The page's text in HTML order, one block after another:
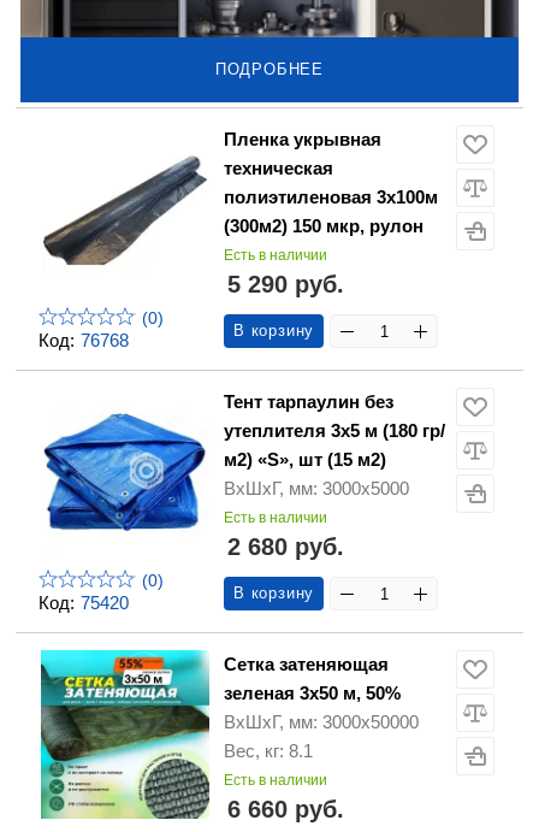
ПОДРОБНЕЕ
Код: 76768
(0)
Пленка укрывная
техническая
полиэтиленовая 3х100м
(300м2) 150 мкр, рулон
Есть в наличии
5 290 руб.
В корзину
Код: 75420
(0)
Тент тарпаулин без
утеплителя 3х5 м (180 гр/
м2) «S», шт (15 м2)
ВхШхГ, мм: 3000х5000
Есть в наличии
2 680 руб.
В корзину
Сетка затеняющая
зеленая 3х50 м, 50%
ВхШхГ, мм: 3000х50000
Вес, кг: 8.1
Есть в наличии
6 660 руб.